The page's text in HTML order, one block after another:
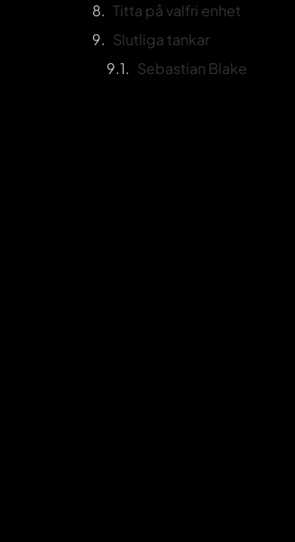
Titta på valfri enhet
Slutliga tankar
Sebastian Blake